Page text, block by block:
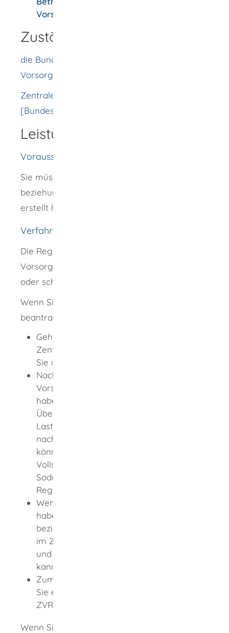
Vorsorgeurkunde
Zuständige Stelle
die Bundesnotarkammer - Zentrales
Vorsorgeregister
Zentrales Vorsorgeregister
[Bundesnotarkammer]
Leistungsdetails
Voraussetzungen
Sie müssen eine Vorsorgevollmacht
beziehungsweise eine Betreuungsverfügung
erstellt haben.
Verfahrensablauf
Die Registrierung im Zentralen
Vorsorgeregister können Sie selbst online
oder schriftlich beantragen.
Wenn Sie die Registrierung online
beantragen möchten:
Gehen Sie auf die Internetseite des
Zentralen Vorsorgeregisters und folgen
Sie den Anweisungen.
Nachdem Sie online die Daten zu Ihrer
Vorsorgeangelegenheit eingetragen
haben, werden Ihnen als Zahlweise die
Überweisung und das
Lastschriftverfahren angeboten. Auf der
nachfolgenden Datenprüfungsseite
können Sie Ihre Eingaben nochmals auf
Vollständigkeit und Richtigkeit prüfen.
Sodann können Sie den
Registrierungsprozess abschließen.
Wenn Sie die anfallende Gebühr bezahlt
haben, wird Ihre Vorsorgevollmacht
beziehungsweise Betreuungsverfügung
im Zentralen Vorsorgeregister registriert
und das zuständige Betreuungsgericht
kann Einsicht nehmen.
Zum Abschluss des Verfahrens erhalten
Sie eine Eintragungsbestätigung und die
ZVR-Card.
Wenn Sie die Eintragung schriftlich